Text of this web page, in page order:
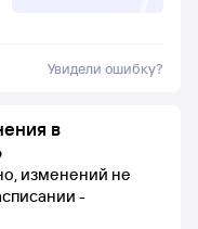
Увидели ошибку?
в
изменений не
-